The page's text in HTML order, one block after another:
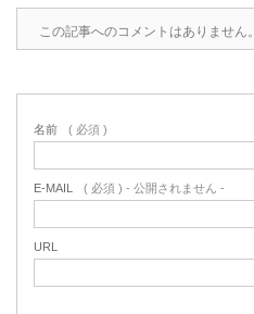
この記事へのコメントはありません。
名前 ( 必須 )
E-MAIL ( 必須 ) - 公開されません -
URL